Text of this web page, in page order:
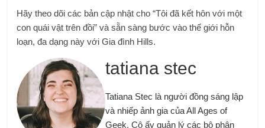
Hãy theo dõi các bản cập nhật cho “Tôi đã kết hôn với một
con quái vật trên đồi” và sẵn sàng bước vào thế giới hỗn
loạn, đa dạng này với Gia đình Hills.
tatiana stec
Tatiana Stec là người đồng sáng lập
và nhiếp ảnh gia của All Ages of
Geek. Cô ấy quản lý các bộ phận